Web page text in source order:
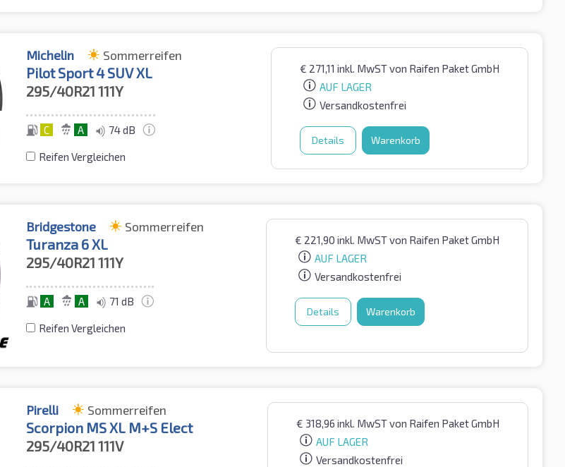
Michelin Sommerreifen
Pilot Sport 4 SUV XL
295/40R21 111Y
C A 74 dB
Reifen Vergleichen
€ 271,11 inkl. MwSTvon Raifen Paket GmbH
AUF LAGER
Versandkostenfrei
Details Warenkorb
Bridgestone Sommerreifen
Turanza 6 XL
295/40R21 111Y
A A 71 dB
Reifen Vergleichen
€ 221,90 inkl. MwSTvon Raifen Paket GmbH
AUF LAGER
Versandkostenfrei
Details Warenkorb
Pirelli Sommerreifen
Scorpion MS XL M+S Elect
295/40R21 111V
€ 318,96 inkl. MwSTvon Raifen Paket GmbH
AUF LAGER
Versandkostenfrei